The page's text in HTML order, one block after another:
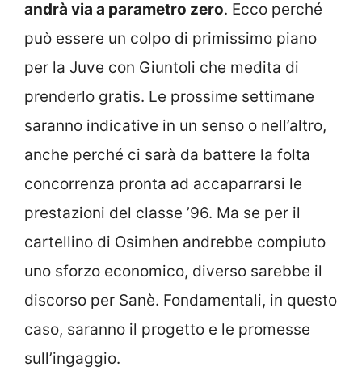
andrà via a parametro zero. Ecco perché
può essere un colpo di primissimo piano
per la Juve con Giuntoli che medita di
prenderlo gratis. Le prossime settimane
saranno indicative in un senso o nell’altro,
anche perché ci sarà da battere la folta
concorrenza pronta ad accaparrarsi le
prestazioni del classe ’96. Ma se per il
cartellino di Osimhen andrebbe compiuto
uno sforzo economico, diverso sarebbe il
discorso per Sanè. Fondamentali, in questo
caso, saranno il progetto e le promesse
sull’ingaggio.